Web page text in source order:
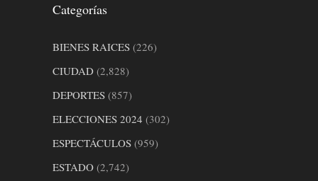
Categorías
BIENES RAICES (226)
CIUDAD (2,828)
DEPORTES (857)
ELECCIONES 2024 (302)
ESPECTÁCULOS (959)
ESTADO (2,742)